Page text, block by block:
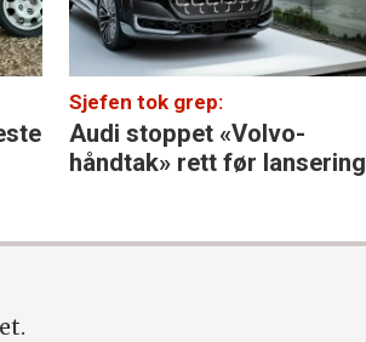
Sjefen tok grep:
Audi stoppet «Volvo-
håndtak» rett før lansering